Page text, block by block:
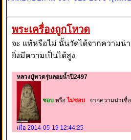
พระเครื่องถูกโหวด
จะ แท้หรือไม่ นั้นวัดได้จากความน่
ยิ่งมีความเป็นได้สูง
หลวงปู่ทวดรุ่นลอยน้ำปี2497
ชอบ หรือไม่ชอบ จากความน่าเชื่
เมื่อ 2014-05-19 12:44:25